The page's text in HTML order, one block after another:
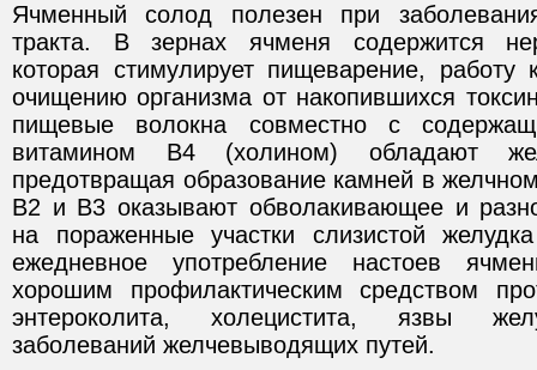
Ячменный солод полезен при
тракта. В зернах ячменя содержится
которая стимулирует пищеварение, работу
очищению организма от накопившихся
пищевые волокна совместно с
витамином В4 (холином) обладают
предотвращая образование камней в
В2 и В3 оказывают обволакивающее и
на пораженные участки слизистой
ежедневное употребление настоев
хорошим профилактическим средством
энтероколита, холецистита, язвы
заболеваний желчевыводящих путей.